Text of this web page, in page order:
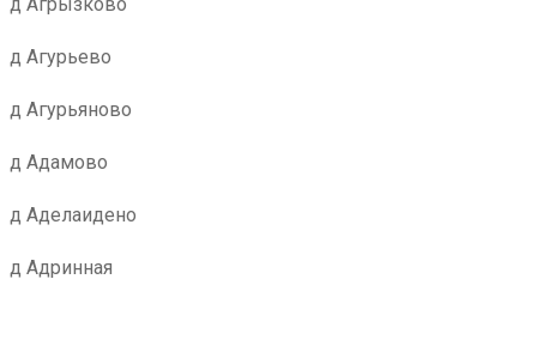
д Агурьево
д Агурьяново
д Адамово
д Аделаидено
д Адринная